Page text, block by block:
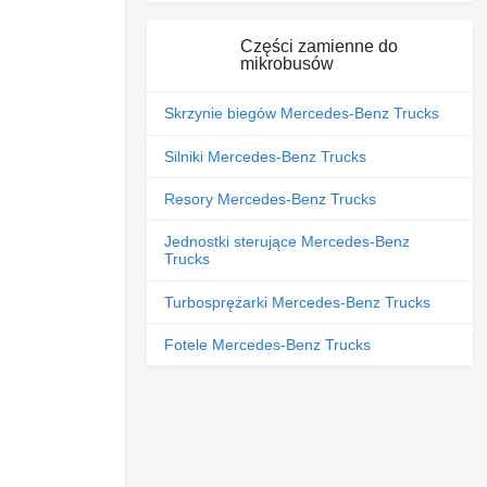
Części zamienne do
mikrobusów
Skrzynie biegów Mercedes-Benz Trucks
Silniki Mercedes-Benz Trucks
Resory Mercedes-Benz Trucks
Jednostki sterujące Mercedes-Benz
Trucks
Turbosprężarki Mercedes-Benz Trucks
Fotele Mercedes-Benz Trucks